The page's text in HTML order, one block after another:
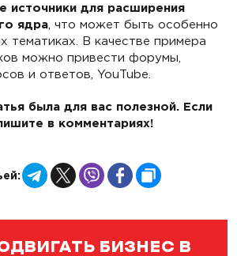
источники для расширения
ядра , что может быть особенно
тематиках. В качестве примера
можно привести форумы,
и ответов, YouTube.
была для вас полезной. Если
в комментариях!
Telegram
X Viber Facebook
БИЗНЕС В